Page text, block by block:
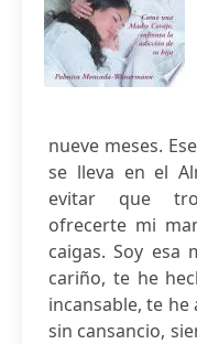
nueve meses.
se lleva en el
evitar que
ofrecerte mi
caigas. Soy esa
cariño, te he
incansable, te he
sin cansancio,